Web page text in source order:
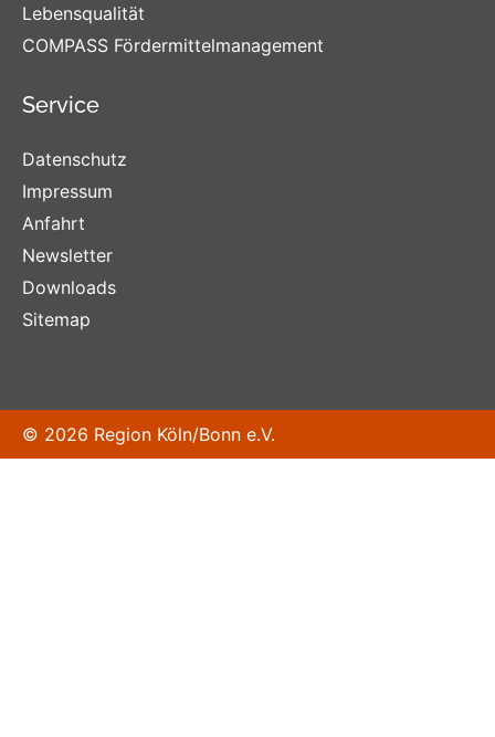
Lebensqualität
COMPASS Fördermittelmanagement
Service
Datenschutz
Impressum
Anfahrt
Newsletter
Downloads
Sitemap
© 2026 Region Köln/Bonn e.V.